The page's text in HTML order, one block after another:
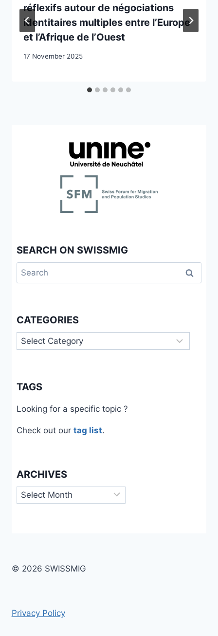
réflexifs autour de négociations
identitaires multiples entre l’Europe
et l’Afrique de l’Ouest
17 November 2025
SEARCH ON SWISSMIG
Search
for:
CATEGORIES
Categories
TAGS
Looking for a specific topic ?
Check out our tag list.
ARCHIVES
Archives
© 2026 SWISSMIG
Privacy Policy